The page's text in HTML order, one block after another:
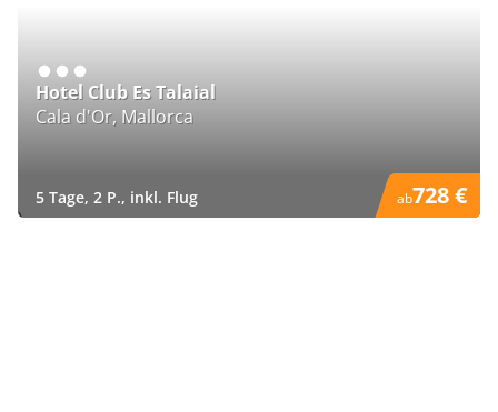
Hotel Club Es Talaial
Cala d'Or, Mallorca
ab728 €
5 Tage, 2 P., inkl. Flug
)